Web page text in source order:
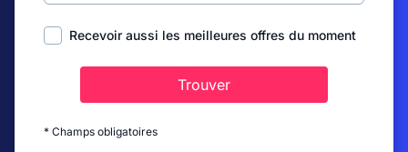
Recevoir aussi les meilleures offres du moment
Trouver
* Champs obligatoires